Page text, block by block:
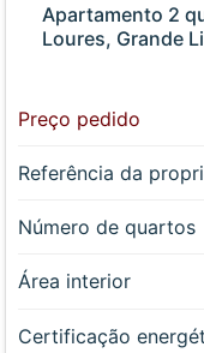
Apartamento 2
Loures, Grande
Preço pedido
Referência da
Número de quartos
Área interior
Certificação